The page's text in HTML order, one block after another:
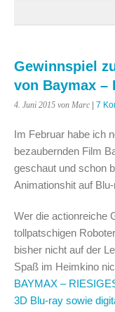
Gewinnspiel
von Baymax –
4. Juni 2015 von Marc | 7
Im Februar habe ich
bezaubernden Film
geschaut und schon
Animationshit auf
Wer die actionreiche
tollpatschigen
bisher nicht auf der
Spaß im Heimkino
BAYMAX –
3D Blu-ray sowie